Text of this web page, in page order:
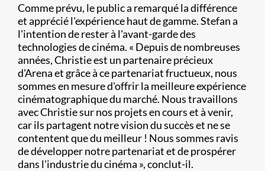
Comme prévu, le public a remarqué la différence
et apprécié l'expérience haut de gamme. Stefan a
l'intention de rester à l'avant-garde des
technologies de cinéma. « Depuis de nombreuses
années, Christie est un partenaire précieux
d'Arena et grâce à ce partenariat fructueux, nous
sommes en mesure d'offrir la meilleure expérience
cinématographique du marché. Nous travaillons
avec Christie sur nos projets en cours et à venir,
car ils partagent notre vision du succès et ne se
contentent que du meilleur ! Nous sommes ravis
de développer notre partenariat et de prospérer
dans l'industrie du cinéma », conclut-il.